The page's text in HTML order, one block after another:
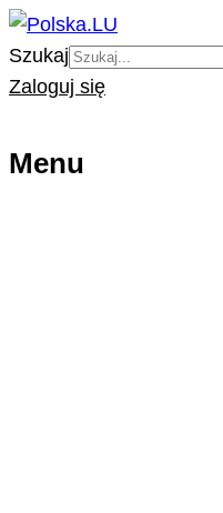
Szukaj
Zaloguj się
Menu